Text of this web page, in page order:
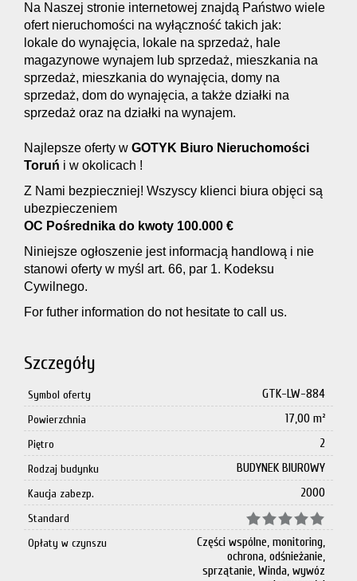
Na Naszej stronie internetowej znajdą Państwo wiele
ofert nieruchomości na wyłączność takich jak:
lokale do wynajęcia, lokale na sprzedaż, hale
magazynowe wynajem lub sprzedaż, mieszkania na
sprzedaż, mieszkania do wynajęcia, domy na
sprzedaż, dom do wynajęcia, a także działki na
sprzedaż oraz na działki na wynajem.
Najlepsze oferty w GOTYK Biuro Nieruchomości
Toruń i w okolicach !
Z Nami bezpieczniej! Wszyscy klienci biura objęci są
ubezpieczeniem
OC Pośrednika do kwoty 100.000 €
Niniejsze ogłoszenie jest informacją handlową i nie
stanowi oferty w myśl art. 66, par 1. Kodeksu
Cywilnego.
For futher information do not hesitate to call us.
Szczegóły
Symbol oferty GTK-LW-884
Powierzchnia 17,00 m²
Piętro 2
Rodzaj budynku BUDYNEK BIUROWY
Kaucja zabezp. 2000
Standard
Opłaty w czynszu
Części wspólne, monitoring,
ochrona, odśnieżanie,
sprzątanie, Winda, wywóz